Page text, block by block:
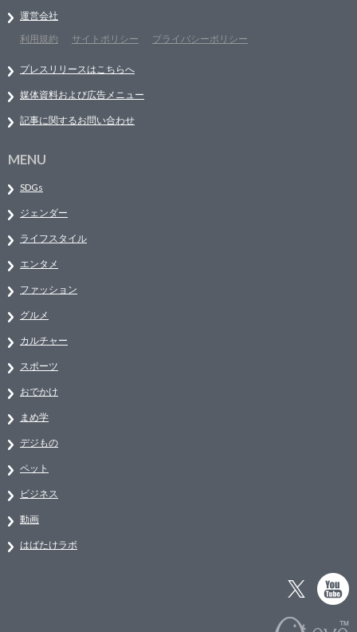
運営会社
利用規約
サイトポリシー プライバシーポリシー
プレスリリースはこちらへ
媒体資料および広告メニュー
記事に関するお問い合わせ
MENU
SDGs
ジェンダー
ライフスタイル
エンタメ
ファッション
グルメ
カルチャー
スポーツ
おでかけ
まめ学
デジもの
ペット
ビジネス
動画
はばたけラボ